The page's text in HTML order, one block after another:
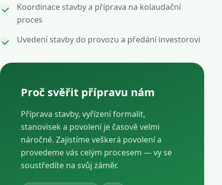
Koordinace stavby a příprava na kolaudační
proces
Uvedení stavby do provozu a předání investorovi
Proč svěřit přípravu nám
Příprava stavby, vyřízení formalit,
stanovisek a povolení je časově velmi
náročné. Zajistíme veškerá povolení a
provedeme vás celým procesem — vy se
soustředíte na svůj záměr.